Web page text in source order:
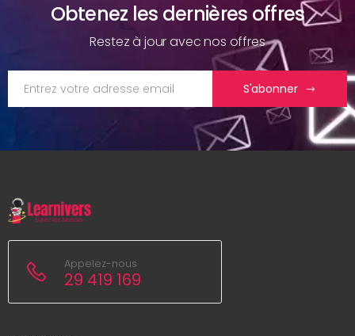
Obtenez les dernières offres
Restez à jour avec nos offres
S'abonner
Appelez-nous
29 419 169